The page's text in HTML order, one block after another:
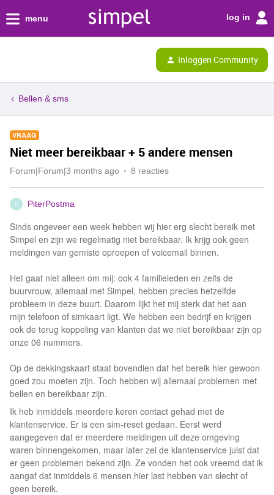
menu log in
Inloggen Community
Bellen & sms
VRAAG
Niet meer bereikbaar + 5 andere mensen
Forum|Forum|3 months ago 8 reacties
P PiterPostma
Sinds ongeveer een week hebben wij hier erg slecht bereik met
Simpel en zijn we regelmatig niet bereikbaar. Ik krijg ook geen
meldingen van gemiste oproepen of voicemail binnen.
Het gaat niet alleen om mij: ook 4 familieleden en zelfs de
buurvrouw, allemaal met Simpel, hebben precies hetzelfde
probleem in deze buurt. Daarom lijkt het mij sterk dat het aan
mijn telefoon of simkaart ligt. We hebben een bedrijf en krijgen
ook de terug koppeling van klanten dat we niet bereikbaar zijn op
onze 06 nummers.
Op de dekkingskaart staat bovendien dat het bereik hier gewoon
goed zou moeten zijn. Toch hebben wij allemaal problemen met
bellen en bereikbaar zijn.
Ik heb inmiddels meerdere keren contact gehad met de
klantenservice. Er is een sim-reset gedaan. Eerst werd
aangegeven dat er meerdere meldingen uit deze omgeving
waren binnengekomen, maar later zei de klantenservice juist dat
er geen problemen bekend zijn. Ze vonden het ook vreemd dat ik
aangaf dat inmiddels 6 mensen hier last hebben van slecht of
geen bereik.